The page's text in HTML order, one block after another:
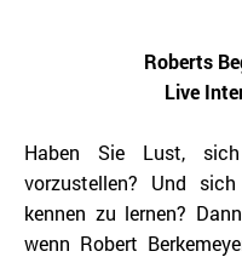
Roberts
Live
Haben Sie Lust,
vorzustellen? Und
kennen zu lernen?
wenn Robert